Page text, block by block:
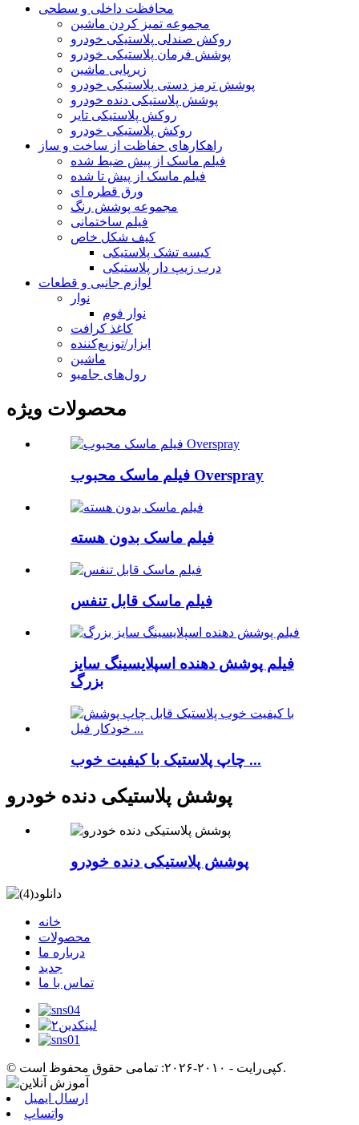
محافظت داخلی و سطحی
مجموعه تمیز کردن ماشین
روکش صندلی پلاستیکی خودرو
پوشش فرمان پلاستیکی خودرو
زیرپایی ماشین
پوشش ترمز دستی پلاستیکی خودرو
پوشش پلاستیکی دنده خودرو
روکش پلاستیکی تایر
روکش پلاستیکی خودرو
راهکارهای حفاظت از ساخت و ساز
فیلم ماسک از پیش ضبط شده
فیلم ماسک از پیش تا شده
ورق قطره ای
مجموعه پوشش رنگ
فیلم ساختمانی
کیف شکل خاص
کیسه تشک پلاستیکی
درب زیپ دار پلاستیکی
لوازم جانبی و قطعات
نوار
نوار فوم
کاغذ کرافت
ابزار/توزیع‌کننده
ماشین
رول‌های جامبو
محصولات ویژه
فیلم ماسک محبوب Overspray
فیلم ماسک بدون هسته
فیلم ماسک قابل تنفس
فیلم پوشش دهنده اسپلایسینگ سایز
بزرگ
چاپ پلاستیک با کیفیت خوب ...
پوشش پلاستیکی دنده خودرو
پوشش پلاستیکی دنده خودرو
خانه
محصولات
درباره ما
جدید
تماس با ما
© کپی‌رایت - ۲۰۱۰-۲۰۲۶: تمامی حقوق محفوظ است.
ارسال ایمیل
واتساپ